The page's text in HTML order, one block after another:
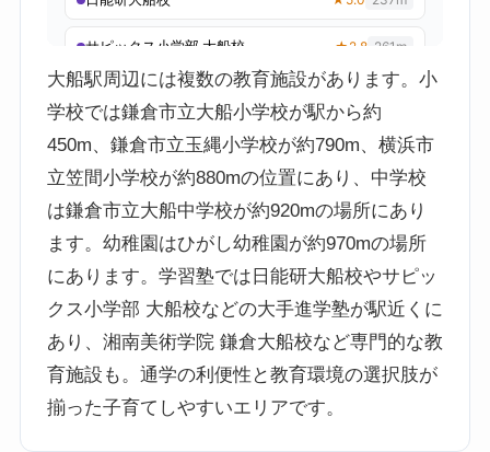
大船駅周辺には複数の教育施設があります。小
学校では鎌倉市立大船小学校が駅から約
450m、鎌倉市立玉縄小学校が約790m、横浜市
立笠間小学校が約880mの位置にあり、中学校
は鎌倉市立大船中学校が約920mの場所にあり
ます。幼稚園はひがし幼稚園が約970mの場所
にあります。学習塾では日能研大船校やサピッ
クス小学部 大船校などの大手進学塾が駅近くに
あり、湘南美術学院 鎌倉大船校など専門的な教
育施設も。通学の利便性と教育環境の選択肢が
揃った子育てしやすいエリアです。